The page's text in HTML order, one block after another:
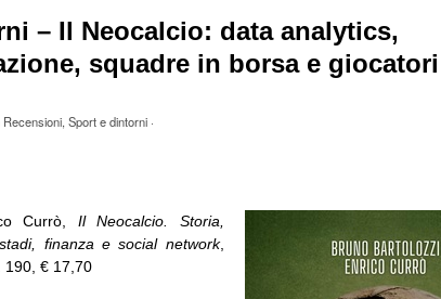
– Il Neocalcio: data analytics,
squadre in borsa e
Recensioni, Sport e dintorni·
Currò, Il Neocalcio. Storia,
finanza e social network,
190, € 17,70